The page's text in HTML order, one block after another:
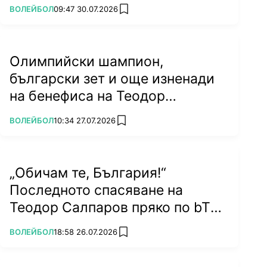
Именно този турнир Константинов определя и
ПОВЕЧЕ ОТ
ВОЛЕЙБОЛ09:47 30.07.2026 add favorites
Олимпийски шампион,
български зет и още изненади
на бенефиса на Теодор
Салпаров
ПОВЕЧЕ ОТ
ВОЛЕЙБОЛ10:34 27.07.2026 add favorites
„Обичам те, България!“
Последното спасяване на
Теодор Салпаров пряко по bTV
на 5 септември (ВИДЕО)
ПОВЕЧЕ ОТ
ВОЛЕЙБОЛ18:58 26.07.2026 add favorites